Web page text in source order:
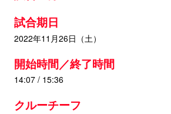
試合期日
2022年11月26日（土）
開始時間／終了時間
14:07 / 15:36
クルーチーフ